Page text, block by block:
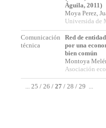
Águila, 2011)
Moya Perez,
Universida de
Comunicación
técnica
Red de
por una
bien común
Montoya
Asociación
... 25 / 26 / 27 / 28 / 29 ...